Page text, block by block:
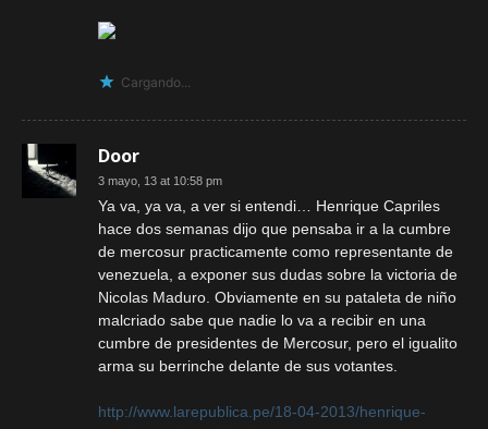
Cargando...
Door
3 mayo, 13 at 10:58 pm
Ya va, ya va, a ver si entendi… Henrique Capriles
hace dos semanas dijo que pensaba ir a la cumbre
de mercosur practicamente como representante de
venezuela, a exponer sus dudas sobre la victoria de
Nicolas Maduro. Obviamente en su pataleta de niño
malcriado sabe que nadie lo va a recibir en una
cumbre de presidentes de Mercosur, pero el igualito
arma su berrinche delante de sus votantes.
http://www.larepublica.pe/18-04-2013/henrique-